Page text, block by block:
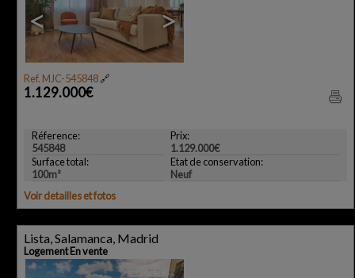
< >
Ref. MJC-545848🔗
1.129.000€
Réference:
545848
Prix:
1.129.000€
Surface total:
100m²
Etat de conservation:
Neuf
Voir detailles et fotos
Lista, Salamanca, Madrid
Logement En vente